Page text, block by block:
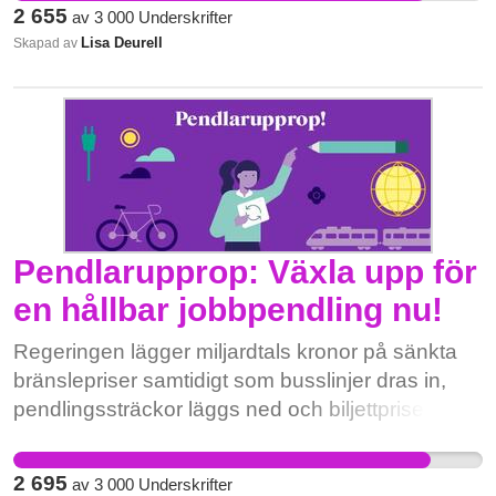
utveckling. Alla barn har rätt till en god och
hälsosam uppväxtmiljö! OBS! Efter att du skrivit
vi gärna att du också skriver din åsikt, eller ett
vittnesmål ifall du har personliga erfarenheter från
megaförskolor. Tack på förhand! Läs mer:
www.megaförskolan.se Kontakt:
megaforskolan@gmail.com
2 655 av 3 000 Underskrifter
Skapad av Lisa Deurell
Pendlarupprop: Växla upp för
en hållbar jobbpendling nu!
Regeringen lägger miljardtals kronor på sänkta
bränslepriser samtidigt som busslinjer dras in,
pendlingssträckor läggs ned och biljettpriserna i
tvingas till nedskärningar vilket får allvarliga
2 695 av 3 000 Underskrifter